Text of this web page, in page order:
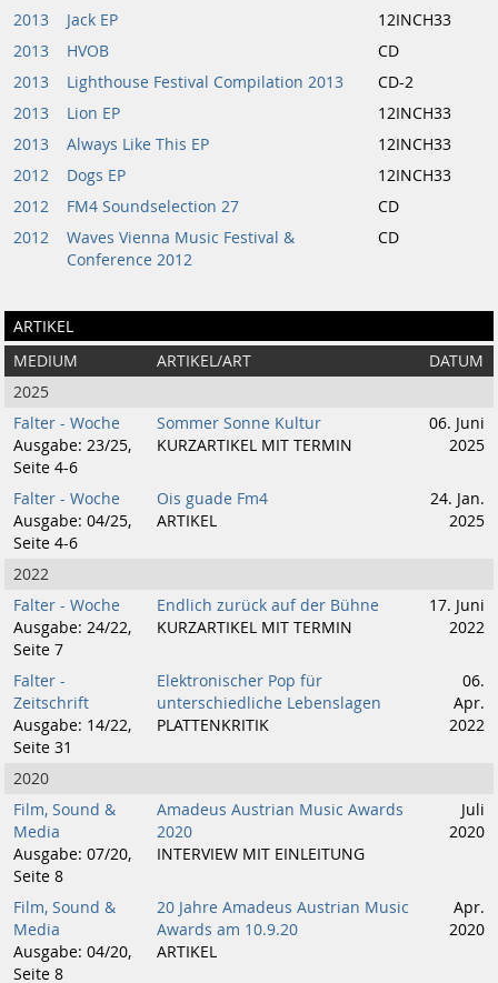
2013
Jack EP
12INCH33
2013
HVOB
CD
2013
Lighthouse Festival Compilation 2013
CD-2
2013
Lion EP
12INCH33
2013
Always Like This EP
12INCH33
2012
Dogs EP
12INCH33
2012
FM4 Soundselection 27
CD
2012
Waves Vienna Music Festival &
Conference 2012
CD
ARTIKEL
MEDIUM ARTIKEL/ART
DATUM
2025
Falter - Woche
Ausgabe: 23/25,
Seite 4-6
Sommer Sonne Kultur
KURZARTIKEL MIT TERMIN
06. Juni
2025
Falter - Woche
Ausgabe: 04/25,
Seite 4-6
Ois guade Fm4
ARTIKEL
24. Jan.
2025
2022
Falter - Woche
Ausgabe: 24/22,
Seite 7
Endlich zurück auf der Bühne
KURZARTIKEL MIT TERMIN
17. Juni
2022
Falter -
Zeitschrift
Ausgabe: 14/22,
Seite 31
Elektronischer Pop für
unterschiedliche Lebenslagen
PLATTENKRITIK
06.
Apr.
2022
2020
Film, Sound &
Media
Ausgabe: 07/20,
Seite 8
Amadeus Austrian Music Awards
2020
INTERVIEW MIT EINLEITUNG
Juli
2020
Film, Sound &
Media
Ausgabe: 04/20,
Seite 8
20 Jahre Amadeus Austrian Music
Awards am 10.9.20
ARTIKEL
Apr.
2020